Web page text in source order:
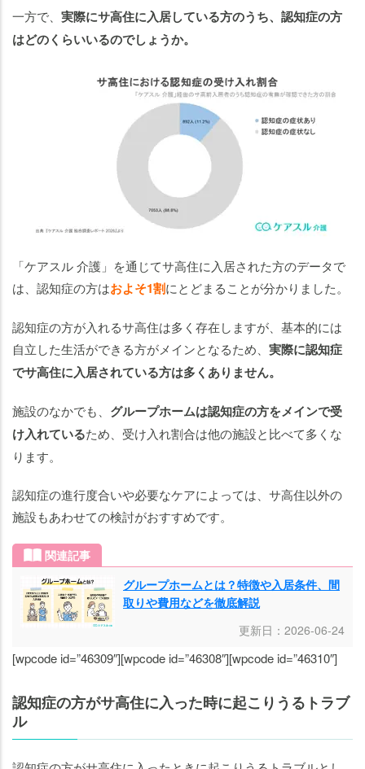
一方で、 実際にサ高住に入居している方のうち、認知症の方
はどのくらいいるのでしょうか。
「ケアスル 介護」を通じてサ高住に入居された方のデータで
は、認知症の方はおよそ1割にとどまることが分かりました。
認知症の方が入れるサ高住は多く存在しますが、基本的には
自立した生活ができる方がメインとなるため、 実際に認知症
でサ高住に入居されている方は多くありません。
施設のなかでも、 グループホームは認知症の方をメインで受
け入れているため、受け入れ割合は他の施設と比べて多くな
ります。
認知症の進行度合いや必要なケアによっては、サ高住以外の
施設もあわせての検討がおすすめです。
関連記事
グループホームとは？特徴や入居条件、間
取りや費用などを徹底解説
更新日：2026-06-24
[wpcode id=”46309″][wpcode id=”46308″][wpcode id=”46310″]
認知症の方がサ高住に入った時に起こりうるトラブ
ル